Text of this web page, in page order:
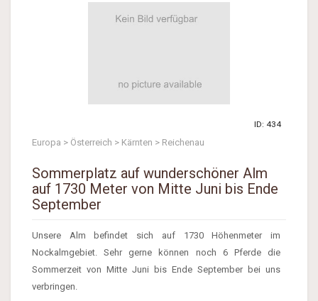
ID: 434
Europa > Österreich > Kärnten > Reichenau
Sommerplatz auf wunderschöner Alm
auf 1730 Meter von Mitte Juni bis Ende
September
Unsere Alm befindet sich auf 1730 Höhenmeter im
Nockalmgebiet. Sehr gerne können noch 6 Pferde die
Sommerzeit von Mitte Juni bis Ende September bei uns
verbringen.